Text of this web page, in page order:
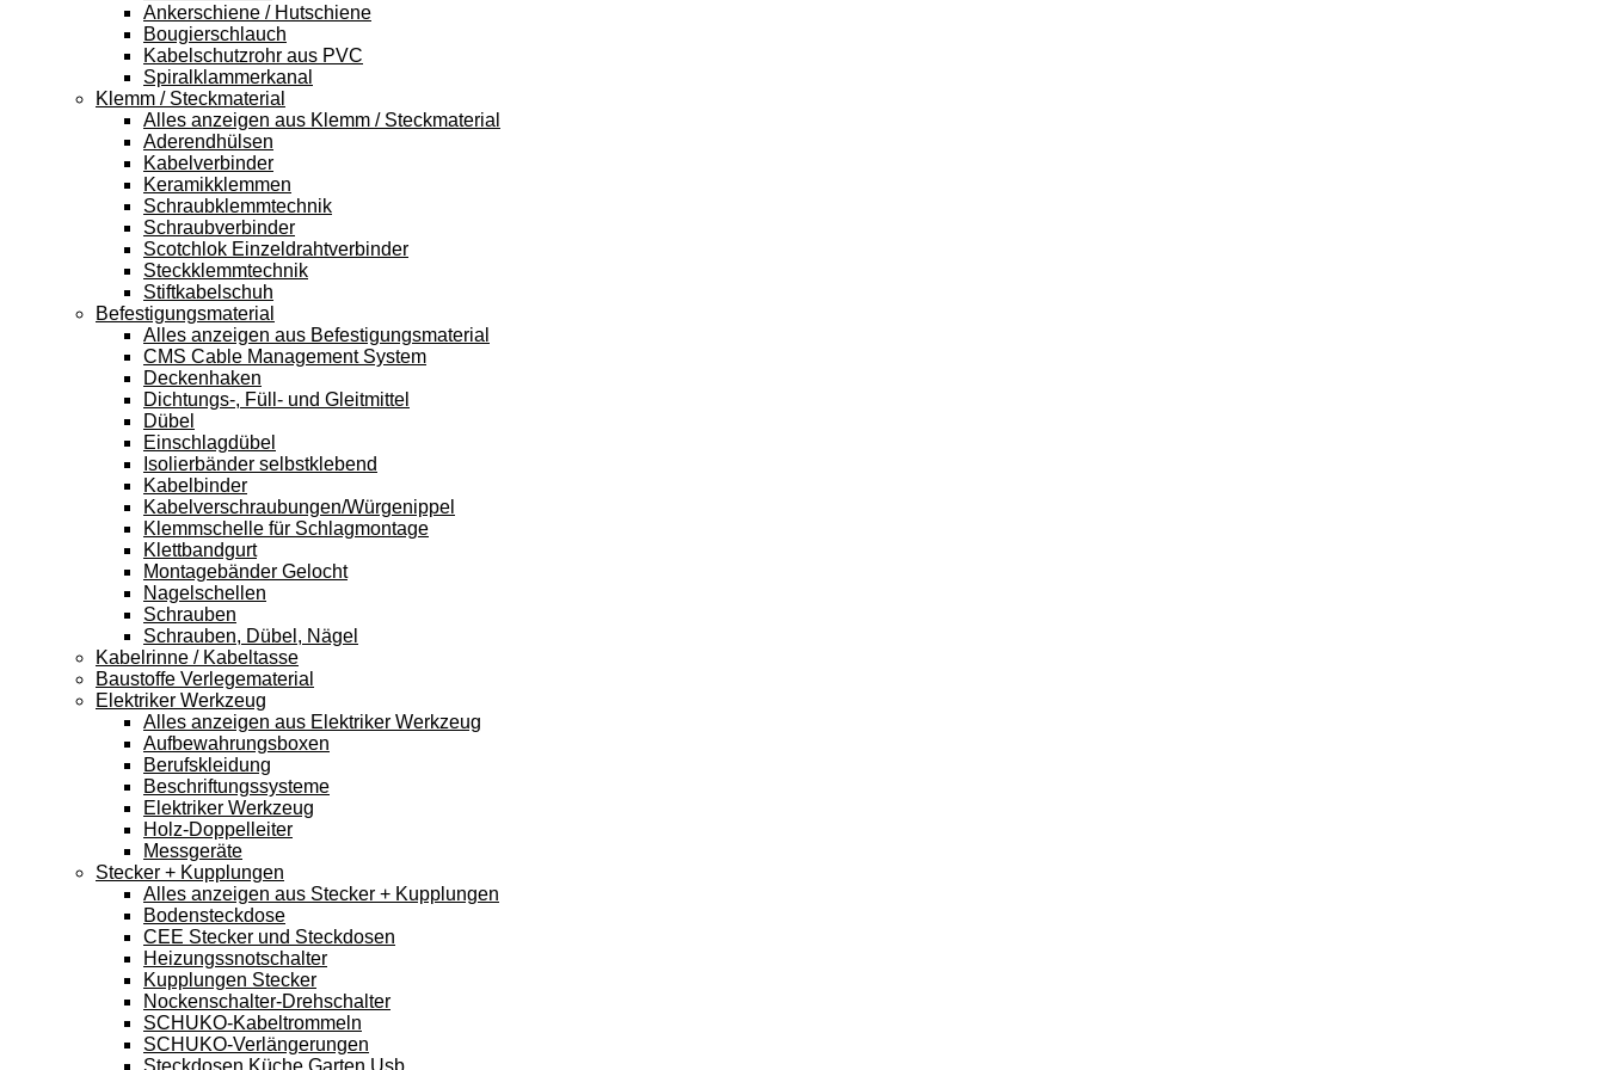
Ankerschiene / Hutschiene
Bougierschlauch
Kabelschutzrohr aus PVC
Spiralklammerkanal
Klemm / Steckmaterial
Alles anzeigen aus Klemm / Steckmaterial
Aderendhülsen
Kabelverbinder
Keramikklemmen
Schraubklemmtechnik
Schraubverbinder
Scotchlok Einzeldrahtverbinder
Steckklemmtechnik
Stiftkabelschuh
Befestigungsmaterial
Alles anzeigen aus Befestigungsmaterial
CMS Cable Management System
Deckenhaken
Dichtungs-, Füll- und Gleitmittel
Dübel
Einschlagdübel
Isolierbänder selbstklebend
Kabelbinder
Kabelverschraubungen/Würgenippel
Klemmschelle für Schlagmontage
Klettbandgurt
Montagebänder Gelocht
Nagelschellen
Schrauben
Schrauben, Dübel, Nägel
Kabelrinne / Kabeltasse
Baustoffe Verlegematerial
Elektriker Werkzeug
Alles anzeigen aus Elektriker Werkzeug
Aufbewahrungsboxen
Berufskleidung
Beschriftungssysteme
Elektriker Werkzeug
Holz-Doppelleiter
Messgeräte
Stecker + Kupplungen
Alles anzeigen aus Stecker + Kupplungen
Bodensteckdose
CEE Stecker und Steckdosen
Heizungssnotschalter
Kupplungen Stecker
Nockenschalter-Drehschalter
SCHUKO-Kabeltrommeln
SCHUKO-Verlängerungen
Steckdosen Küche Garten Usb